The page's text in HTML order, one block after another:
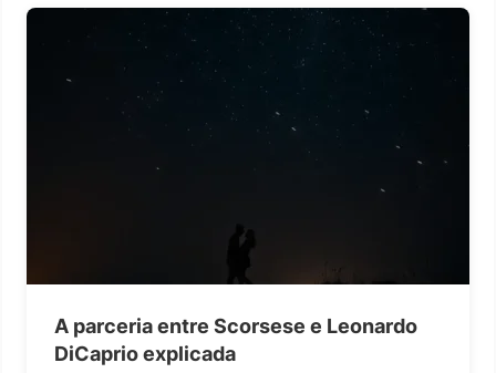
A parceria entre Scorsese e Leonardo
DiCaprio explicada